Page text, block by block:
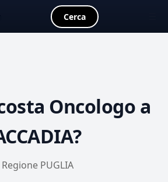
Cerca
Oncologo a
Regione PUGLIA